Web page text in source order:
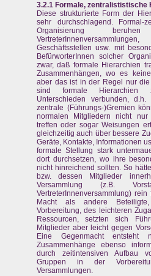
3.2.1 Formale, zentralististische
Diese strukturierte Form der
sehr durchschlagend. Formal-
Organisierung
Geschäftsstellen usw. mit
BefürworterInnen solcher
zwar, daß formale Hierarchien
Zusammenhängen, wo es
aber das ist in der Regel nur die
sind formale Hierarchien
Unterschieden verbunden,
zentrale (Führungs-)Gremien
normalen Mitgliedern nicht nur
treffen oder sogar Weisungen
gleichzeitig auch über bessere
Geräte, Kontakte, Informationen
formale Stellung stark
dort durchsetzen, wo ihre
nicht hinreichend sollten. So
bzw. dessen Mitglieder
Versammlung (z.B.
VertreterInnenversammlung)
Macht als andere
Vorbereitung, des leichteren
Ressourcen, setzten sich
Mitglieder aber leicht gegen
Eine Gegenmacht
Zusammenhänge ebenso
durch zeitintensiven Aufbau
Gruppen in der
Versammlungen.